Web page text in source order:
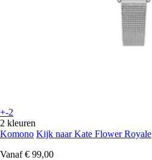
+-2
2 kleuren
Komono Kijk naar Kate Flower Royale
Vanaf € 99,00